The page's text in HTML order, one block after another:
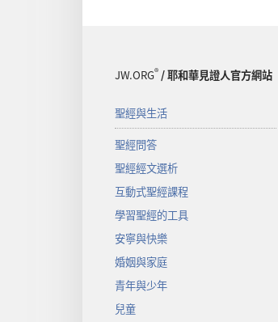
JW.ORG®/ 耶和華見證人官方網站
聖經與生活
聖經問答
聖經經文選析
互動式聖經課程
學習聖經的工具
安寧與快樂
婚姻與家庭
青年與少年
兒童